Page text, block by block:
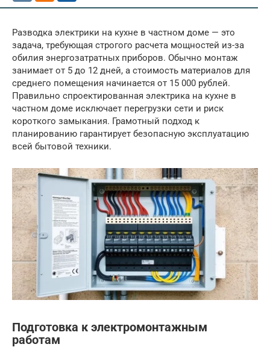
Разводка электрики на кухне в частном доме — это
задача, требующая строгого расчета мощностей из-за
обилия энергозатратных приборов. Обычно монтаж
занимает от 5 до 12 дней, а стоимость материалов для
среднего помещения начинается от 15 000 рублей.
Правильно спроектированная электрика на кухне в
частном доме исключает перегрузки сети и риск
короткого замыкания. Грамотный подход к
планированию гарантирует безопасную эксплуатацию
всей бытовой техники.
Подготовка к электромонтажным
работам